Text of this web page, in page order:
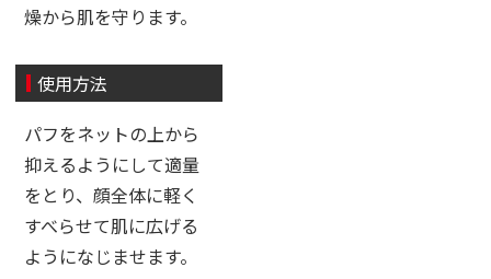
燥から肌を守ります。
使用方法
パフをネットの上から
抑えるようにして適量
をとり、顔全体に軽く
すべらせて肌に広げる
ようになじませます。